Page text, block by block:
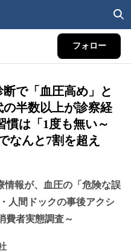
フォロー
断で「血圧高め」と
半数以上が診察経
は「1度も無い～
なんと7割を超え
情報が、血圧の「危険な誤
間ドックの事後アクシ
費者実態調査～